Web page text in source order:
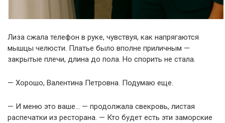
Лиза сжала телефон в руке, чувствуя, как напрягаются
мышцы челюсти. Платье было вполне приличным —
закрытые плечи, длина до пола. Но спорить не стала.
— Хорошо, Валентина Петровна. Подумаю еще.
— И меню это ваше… — продолжала свекровь, листая
распечатки из ресторана. — Кто будет есть эти заморские